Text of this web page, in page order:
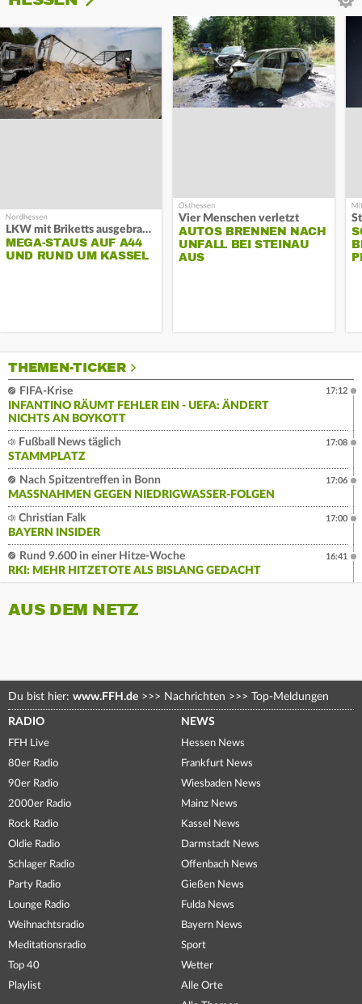
LKW mit Briketts ausgebrannt
MEGA-STAUS AUF A44
UND RUND UM KASSEL
Vier Menschen verletzt
AUTOS BRENNEN NACH
UNFALL BEI STEINAU
AUS
THEMEN-TICKER
FIFA-Krise
INFANTINO RÄUMT FEHLER EIN - UEFA: ÄNDERT
NICHTS AN BOYKOTT
17:12
Fußball News täglich
STAMMPLATZ
17:08
Nach Spitzentreffen in Bonn
MASSNAHMEN GEGEN NIEDRIGWASSER-FOLGEN
17:06
Christian Falk
BAYERN INSIDER
17:00
Rund 9.600 in einer Hitze-Woche
RKI: MEHR HITZETOTE ALS BISLANG GEDACHT
16:41
AUS DEM NETZ
Du bist hier: www.FFH.de >>> Nachrichten >>> Top-Meldungen
RADIO
FFH Live
80er Radio
90er Radio
2000er Radio
Rock Radio
Oldie Radio
Schlager Radio
Party Radio
Lounge Radio
Weihnachtsradio
Meditationsradio
Top 40
Playlist
NEWS
Hessen News
Frankfurt News
Wiesbaden News
Mainz News
Kassel News
Darmstadt News
Offenbach News
Gießen News
Fulda News
Bayern News
Sport
Wetter
Alle Orte